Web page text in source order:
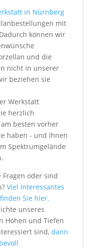
in Nürnberg
mit
können wir
und die
nicht in unserer
beziehen sie
Werkstatt
herzlich
besten vorher
haben - und Ihnen
Spektrumgelände
Fragen oder sind
Viel Interessantes
Sie hier.
unseres
Höhen und Tiefen
sind, dann